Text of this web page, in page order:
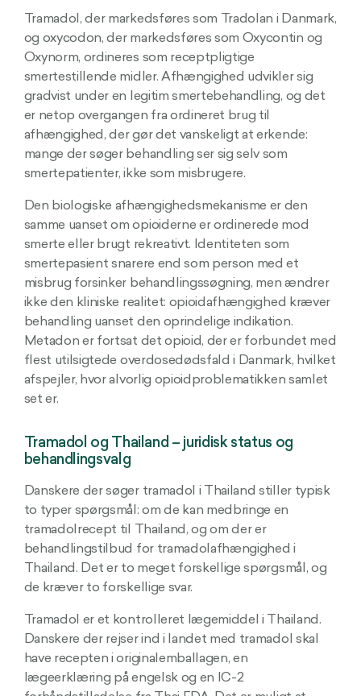
Tramadol, der markedsføres som Tradolan i Danmark,
og oxycodon, der markedsføres som Oxycontin og
Oxynorm, ordineres som receptpligtige
smertestillende midler. Afhængighed udvikler sig
gradvist under en legitim smertebehandling, og det
er netop overgangen fra ordineret brug til
afhængighed, der gør det vanskeligt at erkende:
mange der søger behandling ser sig selv som
smertepatienter, ikke som misbrugere.
Den biologiske afhængighedsmekanisme er den
samme uanset om opioiderne er ordinerede mod
smerte eller brugt rekreativt. Identiteten som
smertepasient snarere end som person med et
misbrug forsinker behandlingssøgning, men ændrer
ikke den kliniske realitet: opioidafhængighed kræver
behandling uanset den oprindelige indikation.
Metadon er fortsat det opioid, der er forbundet med
flest utilsigtede overdosedødsfald i Danmark, hvilket
afspejler, hvor alvorlig opioidproblematikken samlet
set er.
Tramadol og Thailand – juridisk status og
behandlingsvalg
Danskere der søger tramadol i Thailand stiller typisk
to typer spørgsmål: om de kan medbringe en
tramadolrecept til Thailand, og om der er
behandlingstilbud for tramadolafhængighed i
Thailand. Det er to meget forskellige spørgsmål, og
de kræver to forskellige svar.
Tramadol er et kontrolleret lægemiddel i Thailand.
Danskere der rejser ind i landet med tramadol skal
have recepten i originalemballagen, en
lægeerklæring på engelsk og en IC-2